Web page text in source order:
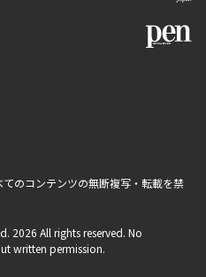
のコンテンツの無断複写・転載を禁
2026 All rights reserved. No
written permission.